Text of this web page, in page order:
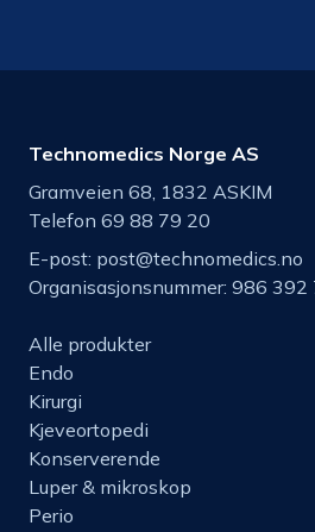
Technomedics Norge AS
Gramveien 68, 1832 ASKIM
Telefon 69 88 79 20
E-post: post@technomedics.no
Organisasjonsnummer: 986 392
Alle produkter
Endo
Kirurgi
Kjeveortopedi
Konserverende
Luper & mikroskop
Perio